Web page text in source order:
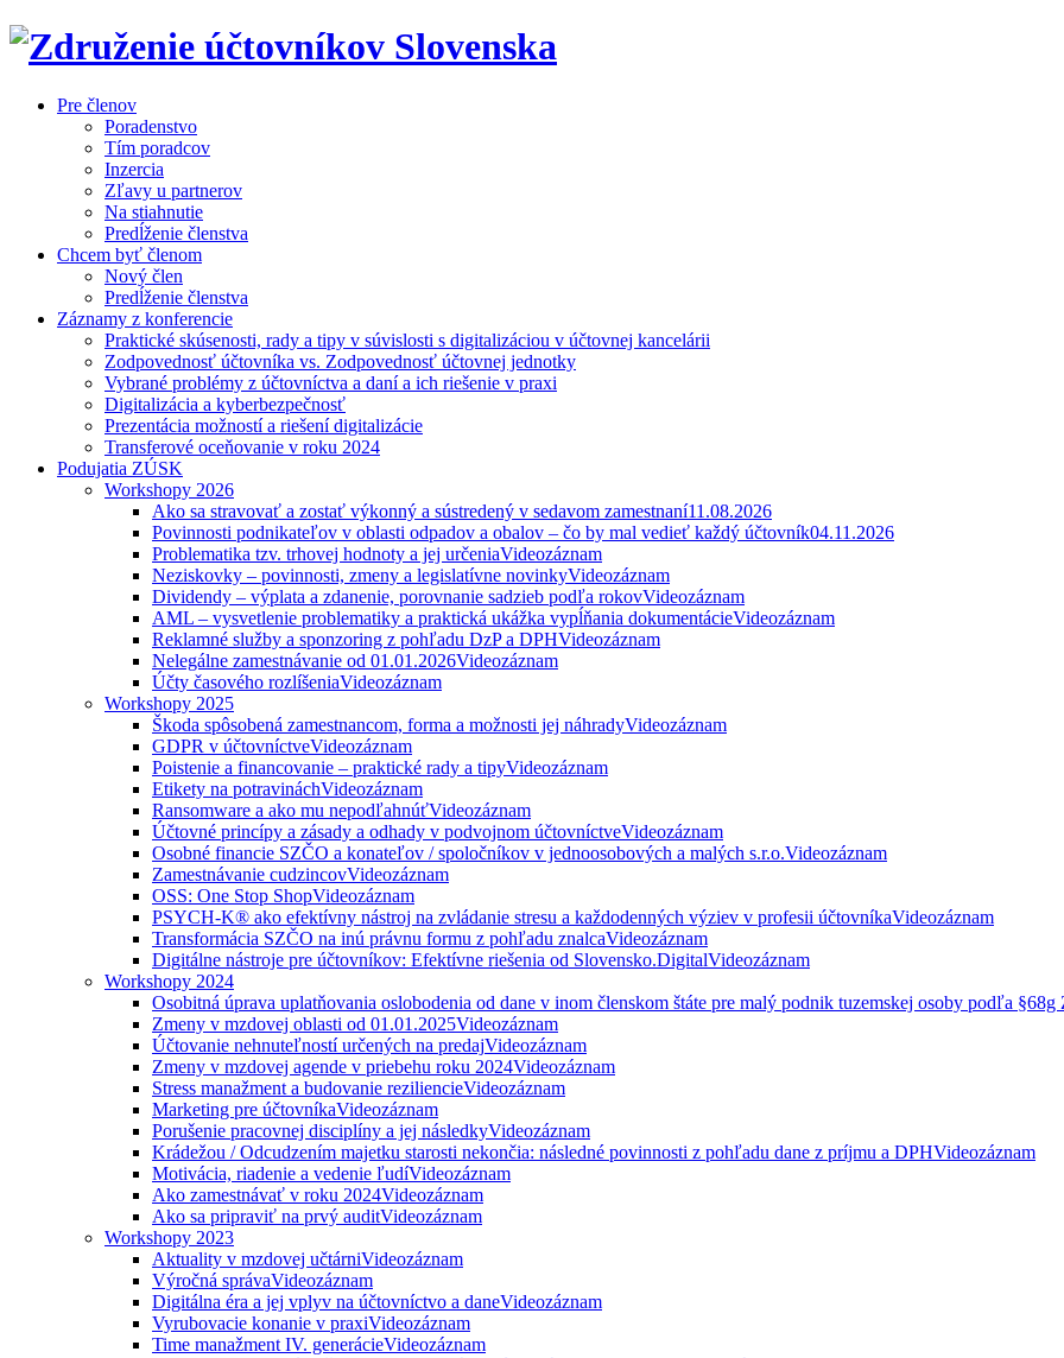
Pre členov
Poradenstvo
Tím poradcov
Inzercia
Zľavy u partnerov
Na stiahnutie
Predĺženie členstva
Chcem byť členom
Nový člen
Predĺženie členstva
Záznamy z konferencie
Praktické skúsenosti, rady a tipy v súvislosti s digitalizáciou v účtovnej kancelárii
Zodpovednosť účtovníka vs. Zodpovednosť účtovnej jednotky
Vybrané problémy z účtovníctva a daní a ich riešenie v praxi
Digitalizácia a kyberbezpečnosť
Prezentácia možností a riešení digitalizácie
Transferové oceňovanie v roku 2024
Podujatia ZÚSK
Workshopy 2026
Ako sa stravovať a zostať výkonný a sústredený v sedavom zamestnaní11.08.2026
Povinnosti podnikateľov v oblasti odpadov a obalov – čo by mal vedieť každý účtovník04.11.2026
Problematika tzv. trhovej hodnoty a jej určeniaVideozáznam
Neziskovky – povinnosti, zmeny a legislatívne novinkyVideozáznam
Dividendy – výplata a zdanenie, porovnanie sadzieb podľa rokovVideozáznam
AML – vysvetlenie problematiky a praktická ukážka vypĺňania dokumentácieVideozáznam
Reklamné služby a sponzoring z pohľadu DzP a DPHVideozáznam
Nelegálne zamestnávanie od 01.01.2026Videozáznam
Účty časového rozlíšeniaVideozáznam
Workshopy 2025
Škoda spôsobená zamestnancom, forma a možnosti jej náhradyVideozáznam
GDPR v účtovníctveVideozáznam
Poistenie a financovanie – praktické rady a tipyVideozáznam
Etikety na potravináchVideozáznam
Ransomware a ako mu nepodľahnúťVideozáznam
Účtovné princípy a zásady a odhady v podvojnom účtovníctveVideozáznam
Osobné financie SZČO a konateľov / spoločníkov v jednoosobových a malých s.r.o.Videozáznam
Zamestnávanie cudzincovVideozáznam
OSS: One Stop ShopVideozáznam
PSYCH-K® ako efektívny nástroj na zvládanie stresu a každodenných výziev v profesii účtovníkaVideozáznam
Transformácia SZČO na inú právnu formu z pohľadu znalcaVideozáznam
Digitálne nástroje pre účtovníkov: Efektívne riešenia od Slovensko.DigitalVideozáznam
Workshopy 2024
Osobitná úprava uplatňovania oslobodenia od dane v inom členskom štáte pre malý podnik tuzemskej osoby podľa §68g
Zmeny v mzdovej oblasti od 01.01.2025Videozáznam
Účtovanie nehnuteľností určených na predajVideozáznam
Zmeny v mzdovej agende v priebehu roku 2024Videozáznam
Stress manažment a budovanie reziliencieVideozáznam
Marketing pre účtovníkaVideozáznam
Porušenie pracovnej disciplíny a jej následkyVideozáznam
Krádežou / Odcudzením majetku starosti nekončia: následné povinnosti z pohľadu dane z príjmu a DPHVideozáznam
Motivácia, riadenie a vedenie ľudíVideozáznam
Ako zamestnávať v roku 2024Videozáznam
Ako sa pripraviť na prvý auditVideozáznam
Workshopy 2023
Aktuality v mzdovej učtárniVideozáznam
Výročná správaVideozáznam
Digitálna éra a jej vplyv na účtovníctvo a daneVideozáznam
Vyrubovacie konanie v praxiVideozáznam
Time manažment IV. generácieVideozáznam